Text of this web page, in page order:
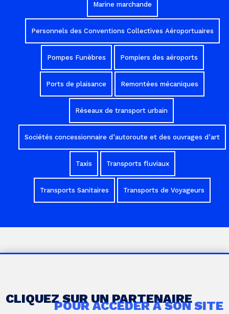
Marine marchande
Personnels des Conventions Collectives Aéroportuaires
Pompes Funèbres Pompiers des aéroports
Ports de plaisance Remontées mécaniques
Réseaux de transport urbain
Sociétés concessionnaire d’autoroute et des ouvrages d’art
Taxis Transports fluviaux
Transports Sanitaires Transports de Voyageurs
CLIQUEZ SUR UN PARTENAIRE
POUR ACCÉDER À SON SITE